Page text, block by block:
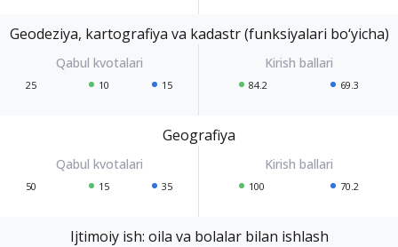
Geodeziya, kartografiya va kadastr (funksiyalari bo‘yicha)
25 10 15 84.2 69.3
Geografiya
50 15 35 100 70.2
Ijtimoiy ish: oila va bolalar bilan ishlash